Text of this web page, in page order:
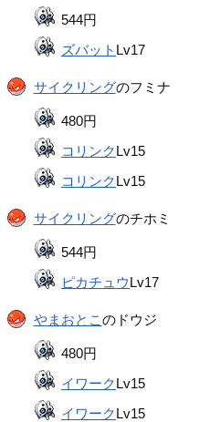
544円
ズバット Lv17
サイクリングのフミナ
480円
コリンクLv15
コリンクLv15
サイクリングのチホミ
544円
ピカチュウLv17
やまおとこ のドウジ
480円
イワークLv15
イワークLv15